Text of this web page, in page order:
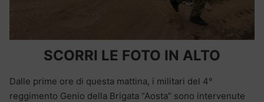
SCORRI LE FOTO IN ALTO
Dalle prime ore di questa mattina, i militari del 4°
reggimento Genio della Brigata “Aosta” sono intervenute